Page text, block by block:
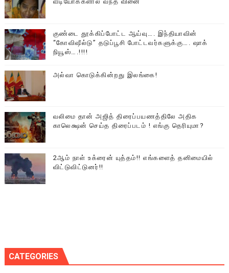
குண்டை தூக்கிப்போட்ட ஆய்வு…. இந்தியாவின்
“கோவிஷீல்டு” தடுப்பூசி போட்டவர்களுக்கு…. ஷாக்
நியூஸ்….!!!!
அல்வா கொடுக்கின்றது இலங்கை!
வலிமை தான் அஜித் திரைப்பயணத்திலே அதிக
காலெக்ஷன் செய்த திரைப்படம் ! எங்கு தெரியுமா?
2ஆம் நாள் உக்ரைன் யுத்தம்!! எங்களைத் தனிமையில்
விட்டுவிட்டுனர்!!
CATEGORIES